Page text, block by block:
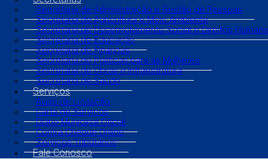
Secretaria de Administração e Gestão de Pessoas
Secretaria de Agricultura e Meio Ambiente
Secretaria de Desenvolvimento Social e Direitos
Secretaria de Educação
Secretaria de Finanças
Secretaria de Políticas para as Mulheres
Secretaria de Obras e Infraestrutura
Secretaria de Saúde
Serviços
Aviso de Licitação
Carta de Serviços
Diário Municipal Oficial
Contra Cheque Online
Serviços Tributários
Fale Conosco